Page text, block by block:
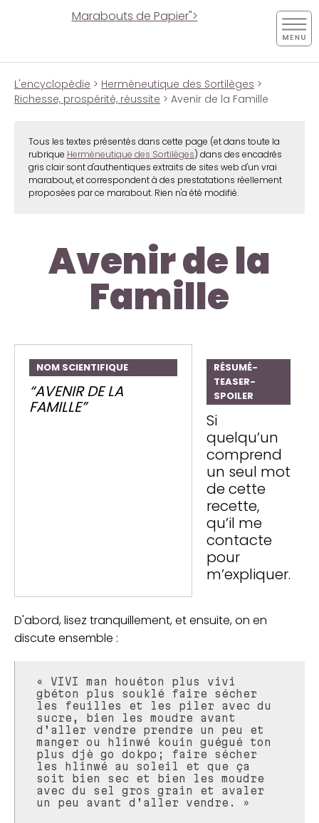
Marabouts de Papier">
L'encyclopédie > Herméneutique des Sortilèges >
Richesse, prospérité, réussite > Avenir de la Famille
Tous les textes présentés dans cette page (et dans toute la
rubrique Herméneutique des Sortilèges) dans des encadrés
gris clair sont d'authentiques extraits de sites web d'un vrai
marabout, et correspondent à des prestatations réellement
proposées par ce marabout. Rien n'a été modifié.
Avenir de la
Famille
NOM SCIENTIFIQUE
“AVENIR DE LA
FAMILLE”
RÉSUMÉ-
TEASER-
SPOILER
Si
quelqu’un
comprend
un seul mot
de cette
recette,
qu’il me
contacte
pour
m’expliquer.
D'abord, lisez tranquillement, et ensuite, on en
discute ensemble :
« VIVI man houéton plus vivi
gbéton plus souklé faire sécher
les feuilles et les piler avec du
sucre, bien les moudre avant
d’aller vendre prendre un peu et
manger ou hlinwé kouin guégué ton
plus djè go dokpo; faire sécher
les hlinwé au soleil et que ça
soit bien sec et bien les moudre
avec du sel gros grain et avaler
un peu avant d’aller vendre. »